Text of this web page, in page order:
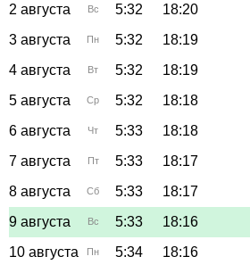
2 августа
Вс 5:32 18:20
3 августа
Пн 5:32 18:19
4 августа
Вт 5:32 18:19
5 августа
Ср 5:32 18:18
6 августа
Чт 5:33 18:18
7 августа
Пт 5:33 18:17
8 августа
Сб 5:33 18:17
9 августа
Вс 5:33 18:16
10 августа
Пн 5:34 18:16